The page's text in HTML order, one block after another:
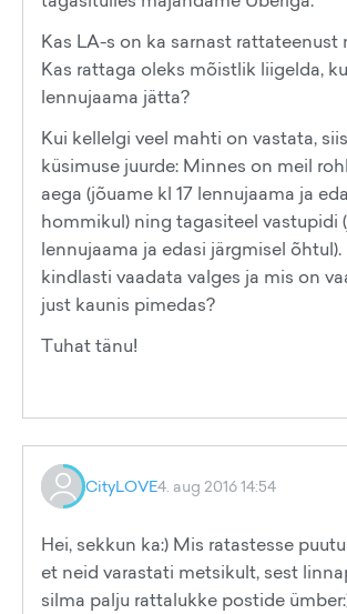
Kas LA-s on ka sarnast rattateenust
Kas rattaga oleks mõistlik liigelda,
lennujaama jätta?
Kui kellelgi veel mahti on vastata,
küsimuse juurde: Minnes on meil
aega (jõuame kl 17 lennujaama ja
hommikul) ning tagasiteel vastupidi
lennujaama ja edasi järgmisel
kindlasti vaadata valges ja mis on
just kaunis pimedas?
Tuhat tänu!
CityLOVE4. aug 2016 14:54
Hei, sekkun ka:) Mis ratastesse
et neid varastati metsikult, sest
silma palju rattalukke postide